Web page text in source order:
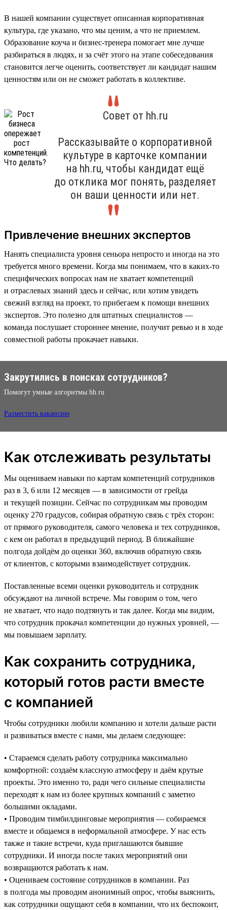
В нашей компании существует описанная корпоративная
культура, где указано, что мы ценим, а что не приемлем.
Образование коуча и бизнес-тренера помогает мне лучше
разбираться в людях, и за счёт этого на этапе собеседования
становится легче оценить, соответствует ли кандидат нашим
ценностям или он не сможет работать в коллективе.
Совет от hh.ru
Рассказывайте о корпоративной
культуре в карточке компании
на hh.ru, чтобы кандидат ещё
до отклика мог понять, разделяет
он ваши ценности или нет.
Привлечение внешних экспертов
Нанять специалиста уровня сеньора непросто и иногда на это
требуется много времени. Когда мы понимаем, что в каких-то
специфических вопросах нам не хватает компетенций
и отраслевых знаний здесь и сейчас, или хотим увидеть
свежий взгляд на проект, то прибегаем к помощи внешних
экспертов. Это полезно для штатных специалистов —
команда послушает стороннее мнение, получит ревью и в ходе
совместной работы прокачает навыки.
Закрутились в поисках сотрудников?
Помогут умные алгоритмы hh.ru
Разместить вакансию
Как отслеживать результаты
Мы оцениваем навыки по картам компетенций сотрудников
раз в 3, 6 или 12 месяцев — в зависимости от грейда
и текущей позиции. Сейчас по сотрудникам мы проводим
оценку 270 градусов, собирая обратную связь с трёх сторон:
от прямого руководителя, самого человека и тех сотрудников,
с кем он работал в предыдущий период. В ближайшие
полгода дойдём до оценки 360, включив обратную связь
от клиентов, с которыми взаимодействует сотрудник.
Поставленные всеми оценки руководитель и сотрудник
обсуждают на личной встрече. Мы говорим о том, чего
не хватает, что надо подтянуть и так далее. Когда мы видим,
что сотрудник прокачал компетенции до нужных уровней, —
мы повышаем зарплату.
Как сохранить сотрудника,
который готов расти вместе
с компанией
Чтобы сотрудники любили компанию и хотели дальше расти
и развиваться вместе с нами, мы делаем следующее:
• Стараемся сделать работу сотрудника максимально
комфортной: создаём классную атмосферу и даём крутые
проекты. Это именно то, ради чего сильные специалисты
переходят к нам из более крупных компаний с заметно
большими окладами.
• Проводим тимбилдинговые мероприятия — собираемся
вместе и общаемся в неформальной атмосфере. У нас есть
также и такие встречи, куда приглашаются бывшие
сотрудники. И иногда после таких мероприятий они
возвращаются работать к нам.
• Оцениваем состояние сотрудников в компании. Раз
в полгода мы проводим анонимный опрос, чтобы выяснить,
как сотрудники ощущают себя в компании, что их беспокоит,